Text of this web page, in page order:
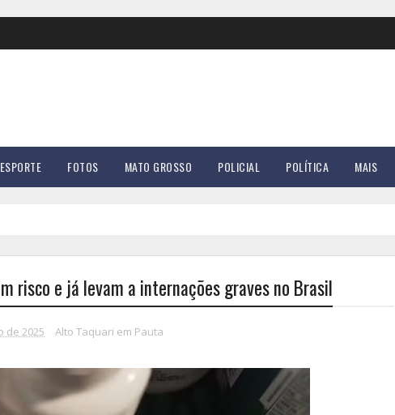
ESPORTE FOTOS MATO GROSSO POLICIAL POLÍTICA MAIS
risco e já levam a internações graves no Brasil
de 2025 Alto Taquari em Pauta